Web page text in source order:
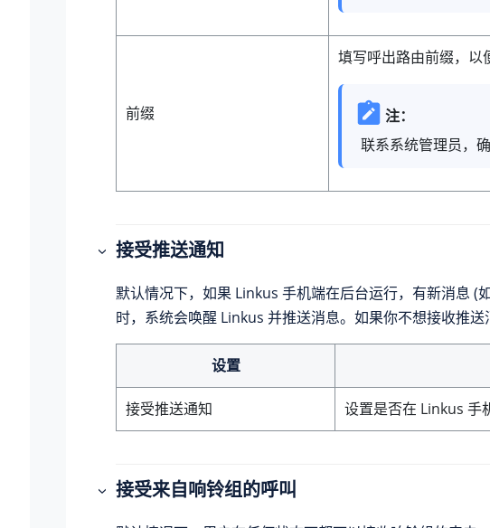
前缀
填写呼出路由前缀，以
注：
联系系统管理员，
接受推送通知
默认情况下，如果 Linkus 手机端在后台运行，有新消息 (
时，系统会唤醒 Linkus 并推送消息。如果你不想接收推送
设置
接受推送通知 设置是否在 Linkus 手
接受来自响铃组的呼叫